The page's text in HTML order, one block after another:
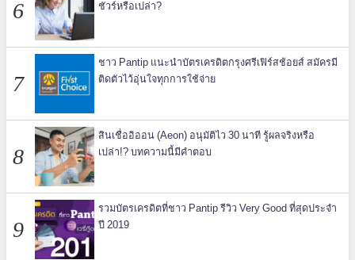
ชัวร์หรือเปล่า?
ชาว Pantip แนะนำบัตรเครดิตกรุงศรีเฟิร์สช้อยส์ สมัครมี
ติดตัวไว้อุ่นใจทุกการใช้จ่าย
สินเชื่ออิออน (Aeon) อนุมัติไว 30 นาที รู้ผลจริงหรือ
เปล่า!? บทความนี้มีคำตอบ
รวมบัตรเครดิตที่ชาว Pantip รีวิว Very Good ที่สุดประจำ
ปี 2019